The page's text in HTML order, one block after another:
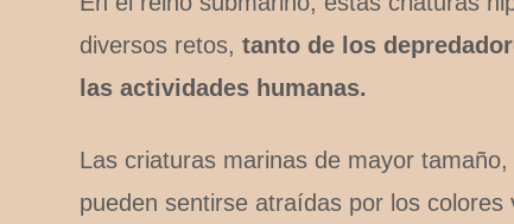
diversos retos, tanto de los
las actividades humanas.
Las criaturas marinas de mayor
pueden sentirse atraídas por los colores